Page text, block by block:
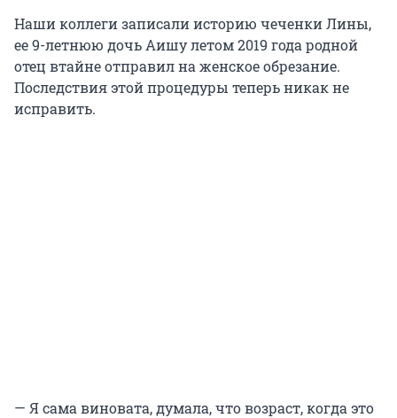
Наши коллеги записали историю чеченки Лины,
ее 9-летнюю дочь Аишу летом 2019 года родной
отец втайне отправил на женское обрезание.
Последствия этой процедуры теперь никак не
исправить.
— Я сама виновата, думала, что возраст, когда это